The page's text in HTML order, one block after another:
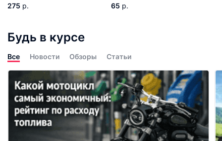
275 р. 65 р.
Будь в курсе
Все Новости Обзоры Статьи